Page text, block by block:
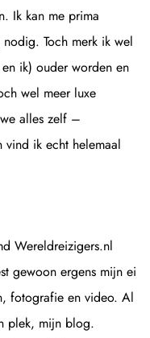
Ik kan me prima
Toch merk ik wel
ik) ouder worden en
wel meer luxe
alles zelf –
vind ik echt helemaal
Wereldreizigers.nl
gewoon ergens mijn ei
fotografie en video. Al
plek, mijn blog.